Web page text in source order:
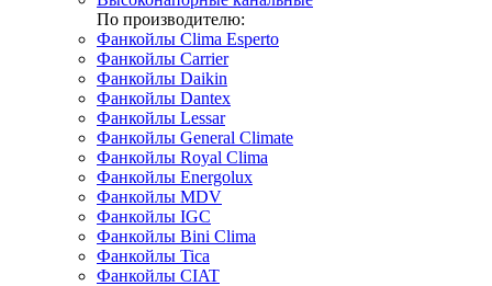
По производителю:
Фанкойлы Clima Esperto
Фанкойлы Carrier
Фанкойлы Daikin
Фанкойлы Dantex
Фанкойлы Lessar
Фанкойлы General Climate
Фанкойлы Royal Clima
Фанкойлы Energolux
Фанкойлы MDV
Фанкойлы IGC
Фанкойлы Bini Clima
Фанкойлы Tica
Фанкойлы CIAT